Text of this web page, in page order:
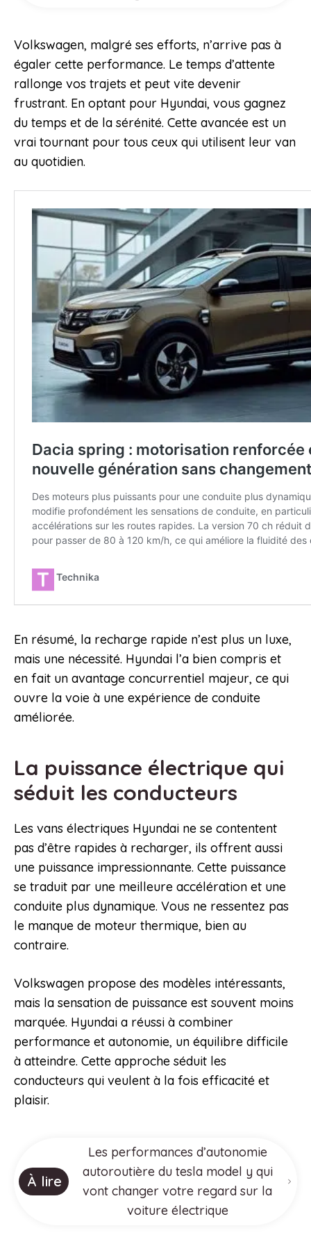
Volkswagen, malgré ses efforts, n’arrive pas à
égaler cette performance. Le temps d’attente
rallonge vos trajets et peut vite devenir
frustrant. En optant pour Hyundai, vous gagnez
du temps et de la sérénité. Cette avancée est un
vrai tournant pour tous ceux qui utilisent leur van
au quotidien.
En résumé, la recharge rapide n’est plus un luxe,
mais une nécessité. Hyundai l’a bien compris et
en fait un avantage concurrentiel majeur, ce qui
ouvre la voie à une expérience de conduite
améliorée.
La puissance électrique qui
séduit les conducteurs
Les vans électriques Hyundai ne se contentent
pas d’être rapides à recharger, ils offrent aussi
une puissance impressionnante. Cette puissance
se traduit par une meilleure accélération et une
conduite plus dynamique. Vous ne ressentez pas
le manque de moteur thermique, bien au
contraire.
Volkswagen propose des modèles intéressants,
mais la sensation de puissance est souvent moins
marquée. Hyundai a réussi à combiner
performance et autonomie, un équilibre difficile
à atteindre. Cette approche séduit les
conducteurs qui veulent à la fois efficacité et
plaisir.
À lire
Les performances d’autonomie
autoroutière du tesla model y qui
vont changer votre regard sur la
voiture électrique